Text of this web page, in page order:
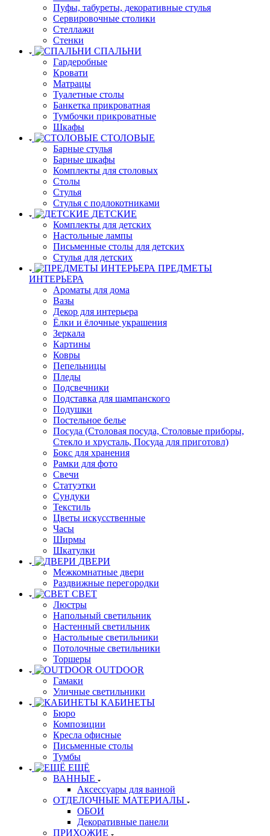
Пуфы, табуреты, декоративные стулья
Сервировочные столики
Стеллажи
Стенки
СПАЛЬНИ
Гардеробные
Кровати
Матрацы
Туалетные столы
Банкетка прикроватная
Тумбочки прикроватные
Шкафы
СТОЛОВЫЕ
Барные стулья
Барные шкафы
Комплекты для столовых
Столы
Стулья
Стулья с подлокотниками
ДЕТСКИЕ
Комплекты для детских
Настольные лампы
Письменные столы для детских
Стулья для детских
ПРЕДМЕТЫ
ИНТЕРЬЕРА
Ароматы для дома
Вазы
Декор для интерьера
Ёлки и ёлочные украшения
Зеркала
Картины
Ковры
Пепельницы
Пледы
Подсвечники
Подставка для шампанского
Подушки
Постельное белье
Посуда (Столовая посуда, Столовые приборы,
Стекло и хрусталь, Посуда для приготовл)
Бокс для хранения
Рамки для фото
Свечи
Статуэтки
Сундуки
Текстиль
Цветы искусственные
Часы
Ширмы
Шкатулки
ДВЕРИ
Межкомнатные двери
Раздвижные перегородки
СВЕТ
Люстры
Напольный светильник
Настенный светильник
Настольные светильники
Потолочные светильники
Торшеры
OUTDOOR
Гамаки
Уличные светильники
КАБИНЕТЫ
Бюро
Композиции
Кресла офисные
Письменные столы
Тумбы
ЕЩЁ
ВАННЫЕ
Аксессуары для ванной
ОТДЕЛОЧНЫЕ МАТЕРИАЛЫ
ОБОИ
Декоративные панели
ПРИХОЖИЕ